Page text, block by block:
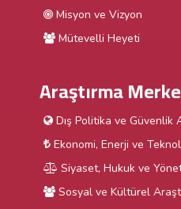
Misyon ve Vizyon
Mütevelli Heyeti
Araştırma
Dış Politika ve Güvenlik
Ekonomi, Enerji ve
Siyaset, Hukuk ve
Sosyal ve Kültürel